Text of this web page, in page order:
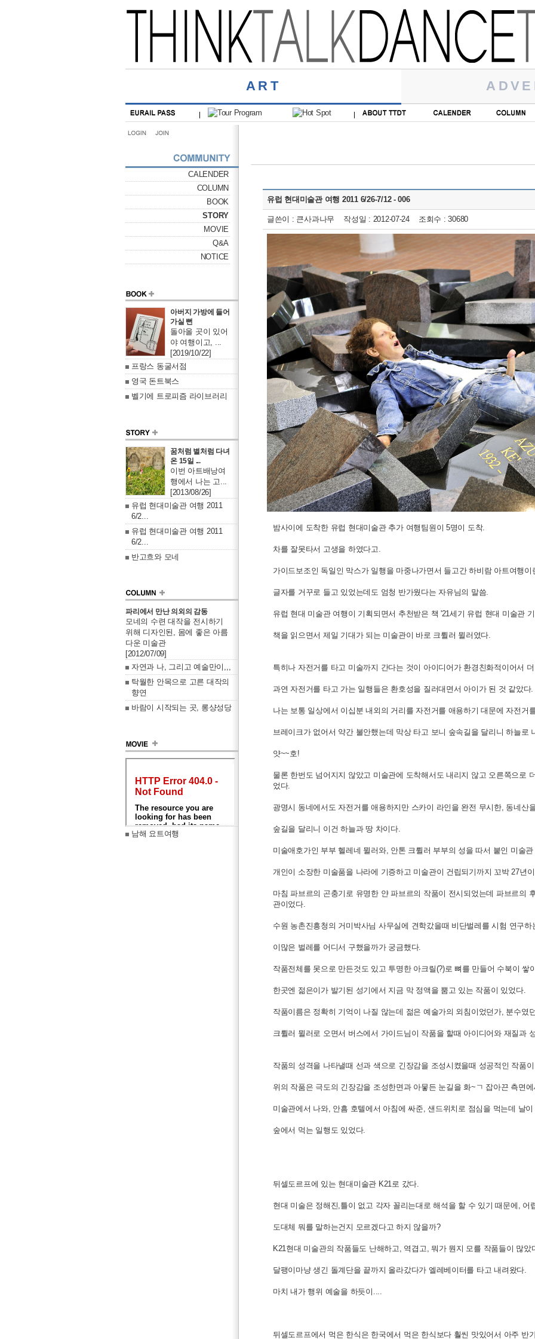
ART
CALENDER
COLUMN
BOOK
STORY
MOVIE
Q&A
NOTICE
아버지 가방에 들어
가실 뻔
돌아올 곳이 있어
야 여행이고, ...
[2019/10/22]
프랑스 동굴서점
영국 돈트북스
벨기에 트로피즘 라이브러리
꿈처럼 별처럼 다녀
온 15일 ...
이번 아트배낭여
행에서 나는 고...
[2013/08/26]
유럽 현대미술관 여행 2011
6/2...
유럽 현대미술관 여행 2011
6/2...
반고흐와 모네
파리에서 만난 의외의 감동
모네의 수련 대작을 전시하기
위해 디자인된, 몸에 좋은 아름
다운 미술관
[2012/07/09]
자연과 나, 그리고 예술만이,,,
탁월한 안목으로 고른 대작의
향연
바람이 시작되는 곳, 롱샹성당
남해 요트여행
유럽 현대미술관 여행 2011 6/26-7/12 - 006
글쓴이 : 큰사과나무 작성일 : 2012-07-24 조회수 : 30680
밤사이에 도착한 유럽 현대미술관 추가 여행팀원이 5명이 도착.
차를 잘못타서 고생을 하였다고.
가이드보조인 독일인 막스가 일행을 마중나가면서 들고간 하비람 아트여행이
글자를 거꾸로 들고 있었는데도 엄청 반가웠다는 자유님의 말씀.
유럽 현대 미술관 여행이 기획되면서 추천받은 책 '21세기 유럽 현대 미술관
책을 읽으면서 제일 기대가 되는 미술관이 바로 크륄러 뮐러였다.
특히나 자전거를 타고 미술까지 간다는 것이 아이디어가 환경친화적이어서
과연 자전거를 타고 가는 일행들은 환호성을 질러대면서 아이가 된 것 같았다.
나는 보통 일상에서 이십분 내외의 거리를 자전거를 애용하기 대문에 자전거
브레이크가 없어서 약간 불안했는데 막상 타고 보니 숲속길을 달리니 하늘로
얏~~호!
물론 한번도 넘어지지 않았고 미술관에 도착해서도 내리지 않고 오른쪽으로
었다.
광명시 동네에서도 자전거를 애용하지만 스카이 라인을 완전 무시한, 동네산
숲길을 달리니 이건 하늘과 땅 차이다.
미술애호가인 부부 헬레네 뮐러와, 안톤 크륄러 부부의 성을 따서 붙인 미술
개인이 소장한 미술품을 나라에 기증하고 미술관이 건립되기까지 꼬박 27년
마침 파브르의 곤충기로 유명한 얀 파브르의 작품이 전시되었는데 파브르의
관이었다.
수원 농촌진흥청의 거미박사님 사무실에 견학갔을때 비단벌레를 시험 연구
이많은 벌레를 어디서 구했을까가 궁금했다.
작품전체를 못으로 만든것도 있고 투명한 아크릴(?)로 뼈를 만들어 수북이 쌓
한곳엔 젊은이가 발기된 성기에서 지금 막 정액을 뿜고 있는 작품이 있었다.
작품이름은 정확히 기억이 나질 않는데 젊은 예술가의 외침이었던가, 분수였
크륄러 뮐러로 오면서 버스에서 가이드님이 작품을 할때 아이디어와 재질과
작품의 성격을 나타낼때 선과 색으로 긴장감을 조성시켰을때 성공적인 작품
위의 작품은 극도의 긴장감을 조성한면과 아뭏든 눈길을 화~ㄱ 잡아끈 측면
미술관에서 나와, 안흠 호텔에서 아침에 싸준, 샌드위치로 점심을 먹는데 날
숲에서 먹는 일행도 있었다.
뒤셀도르프에 있는 현대미술관 K21로 갔다.
현대 미술은 정해진,틀이 없고 각자 꼴리는대로 해석을 할 수 있기 때문에, 어
도대체 뭐를 말하는건지 모르겠다고 하지 않을까?
K21현대 미술관의 작품들도 난해하고, 역겹고, 뭐가 뭔지 모를 작품들이 많았
달팽이마냥 생긴 돌계단을 끝까지 올라갔다가 엘레베이터를 타고 내려왔다.
마치 내가 행위 예술을 하듯이....
뒤셀도르프에서 먹은 한식은 한국에서 먹은 한식보다 훨씬 맛있어서 아주 반